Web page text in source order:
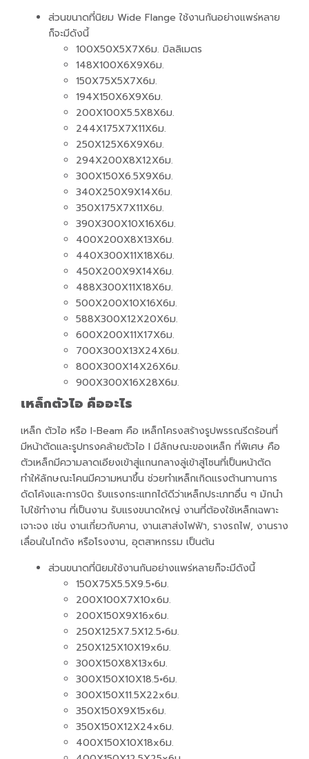
ส่วนขนาดที่นิยม Wide Flange ใช้งานกันอย่างแพร่หลาย
ก็จะมีดังนี้
100X50X5X7X6ม. มิลลิเมตร
148X100X6X9X6ม.
150X75X5X7X6ม.
194X150X6X9X6ม.
200X100X5.5X8X6ม.
244X175X7X11X6ม.
250X125X6X9X6ม.
294X200X8X12X6ม.
300X150X6.5X9X6ม.
340X250X9X14X6ม.
350X175X7X11X6ม.
390X300X10X16X6ม.
400X200X8X13X6ม.
440X300X11X18X6ม.
450X200X9X14X6ม.
488X300X11X18X6ม.
500X200X10X16X6ม.
588X300X12X20X6ม.
600X200X11X17X6ม.
700X300X13X24X6ม.
800X300X14X26X6ม.
900X300X16X28X6ม.
เหล็กตัวไอ คืออะไร
เหล็ก ตัวไอ หรือ I-Beam คือ เหล็กโครงสร้างรูปพรรณรีดร้อนที่
มีหน้าตัดและรูปทรงคล้ายตัวไอ I มีลักษณะของเหล็ก ที่พิเศษ คือ
ตัวเหล็กมีความลาดเอียงเข้าสู่แกนกลางลู่เข้าสู่โซนที่เป็นหน้าตัด
ทำให้ลักษณะโคนมีความหนาขึ้น ช่วยทำเหล็กเกิดแรงต้านทานการ
ดัดโค้งและการบิด รับแรงกระแทกได้ดีว่าเหล็กประเภทอื่น ๆ มักนำ
ไปใช้ทำงาน ที่เป็นงาน รับแรงขนาดใหญ่ งานที่ต้องใช้เหล็กเฉพาะ
เจาะจง เช่น งานเกี่ยวกับคาน, งานเสาส่งไฟฟ้า, รางรถไฟ, งานราง
เลื่อนในโกดัง หรือโรงงาน, อุตสาหกรรม เป็นต้น
ส่วนขนาดที่นิยมใช้งานกันอย่างแพร่หลายก็จะมีดังนี้
150X75X5.5X9.5×6ม.
200X100X7X10x6ม.
200X150X9X16x6ม.
250X125X7.5X12.5×6ม.
250X125X10X19x6ม.
300X150X8X13x6ม.
300X150X10X18.5×6ม.
300X150X11.5X22x6ม.
350X150X9X15x6ม.
350X150X12X24x6ม.
400X150X10X18x6ม.